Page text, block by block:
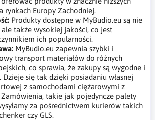
rynkach Europy Zachodniej.
Produkty dostępne w MyBudio.eu są nie
także wysokiej jakości, co jest
ich popularności.
MyBudio.eu zapewnia szybki i
transport materiałów do różnych
co sprawia, że zakupy są wygodne i
Dzieje się tak dzięki posiadaniu własnej
z samochodami ciężarowymi z
takie jak pojedyncze palety
za pośrednictwem kurierów takich
czy GLS.